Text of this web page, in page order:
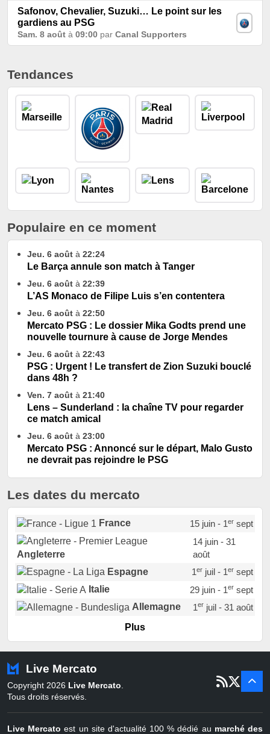
Safonov, Chevalier, Suzuki… Le point sur les
gardiens au PSG
Sam. 8 août à 09:00 par Canal Supporters
Tendances
Populaire en ce moment
Jeu. 6 août à 22:24
Le Barça annule son match à Tanger
Jeu. 6 août à 22:39
L’AS Monaco de Filipe Luis s’en contentera
Jeu. 6 août à 22:50
Mercato PSG : Le dossier Mika Godts prend une
nouvelle tournure à cause de Jorge Mendes
Jeu. 6 août à 22:43
PSG : Urgent ! Le transfert de Zion Suzuki bouclé
dans 48h ?
Ven. 7 août à 21:40
Lens – Sunderland : la chaîne TV pour regarder
ce match amical
Jeu. 6 août à 23:00
Mercato PSG : Annoncé sur le départ, Malo Gusto
ne devrait pas rejoindre le PSG
Les dates du mercato
France 15 juin - 1ersept
Angleterre
14 juin - 31
août
Espagne
1erjuil - 1ersept
Italie
29 juin - 1ersept
Allemagne
1erjuil - 31 août
Portugal
Pays-Bas
22 juin - 2 sept
Belgique
juil - 31
Plus
Live Mercato
Copyright 2026 Live Mercato
Tous droits réservés.
Live Mercato est un site d'actualité 100 % dédié au marché des